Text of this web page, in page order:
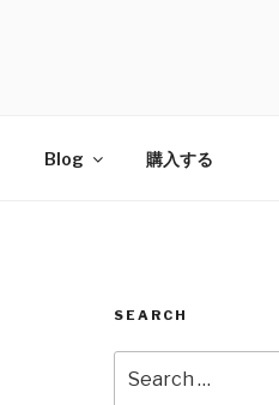
Blog 購入する
SEARCH
for: